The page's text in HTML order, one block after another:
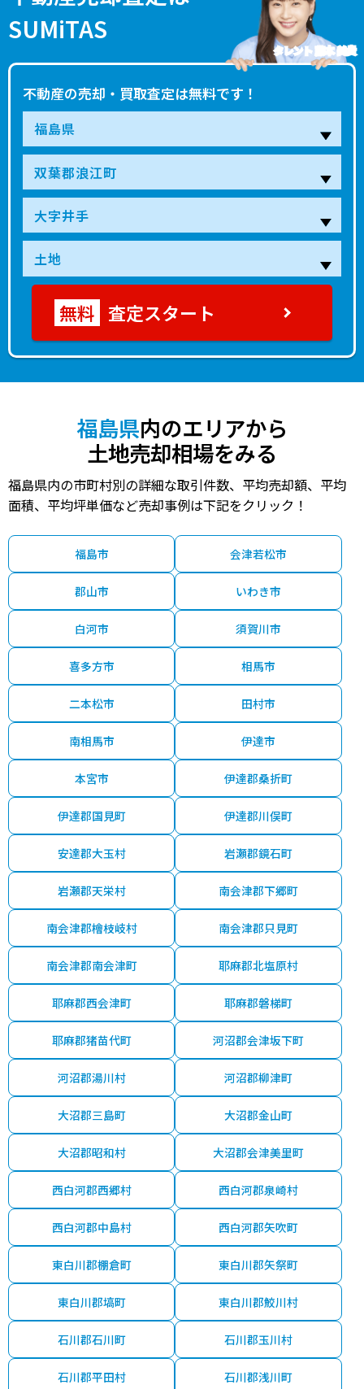
SUMiTAS
不動産の売却・買取査定は無料です！
タレント 藤本 美貴
査定スタート
福島県内のエリアから
土地売却相場をみる
福島県内の市町村別の詳細な取引件数、平均売却額、平均
面積、平均坪単価など売却事例は下記をクリック！
福島市 会津若松市
郡山市 いわき市
白河市 須賀川市
喜多方市 相馬市
二本松市 田村市
南相馬市 伊達市
本宮市 伊達郡桑折町
伊達郡国見町 伊達郡川俣町
安達郡大玉村 岩瀬郡鏡石町
岩瀬郡天栄村 南会津郡下郷町
南会津郡檜枝岐村 南会津郡只見町
南会津郡南会津町 耶麻郡北塩原村
耶麻郡西会津町 耶麻郡磐梯町
耶麻郡猪苗代町 河沼郡会津坂下町
河沼郡湯川村 河沼郡柳津町
大沼郡三島町 大沼郡金山町
大沼郡昭和村 大沼郡会津美里町
西白河郡西郷村 西白河郡泉崎村
西白河郡中島村 西白河郡矢吹町
東白川郡棚倉町 東白川郡矢祭町
東白川郡塙町 東白川郡鮫川村
石川郡石川町 石川郡玉川村
石川郡平田村 石川郡浅川町